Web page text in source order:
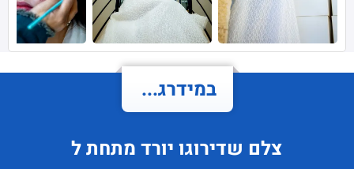
במידרג...
צלם שדירוגו יורד מתחת ל